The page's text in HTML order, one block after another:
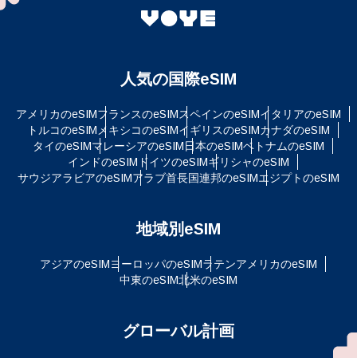
人気の国際eSIM
アメリカのeSIMフランスのeSIMスペインのeSIMイタリアのeSIM
トルコのeSIM メキシコのeSIMイギリスのeSIMカナダのeSIM
タイのeSIMマレーシアのeSIM日本のeSIMベトナムのeSIM
インドのeSIM ドイツのeSIMギリシャのeSIM
サウジアラビアのeSIMアラブ首長国連邦のeSIMエジプトのeSIM
地域別eSIM
アジアのeSIMヨーロッパのeSIMラテンアメリカのeSIM
中東のeSIM北米のeSIM
グローバル計画